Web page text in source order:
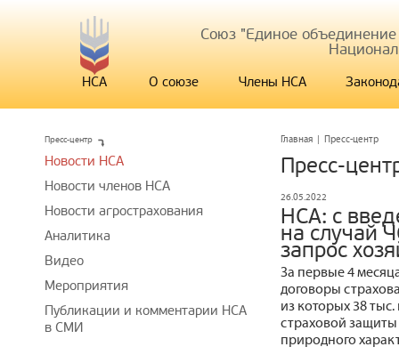
Союз "Единое
НСА О союзе Члены НСА
Главная | Пресс-центр
Пресс-
26.05.2022
НСА: с
на случай
запрос
За первые 4
договоры
из которых 38
страховой защиты
природного
Пресс-центр
Новости НСА
Новости членов НСА
Новости агрострахования
Аналитика
Видео
Мероприятия
Публикации и комментарии НСА
в СМИ